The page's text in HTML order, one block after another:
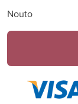
Nouto